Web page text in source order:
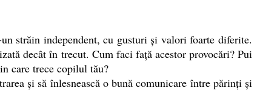
străin independent, cu gusturi și valori foarte diferite.
decât în trecut. Cum faci față acestor provocări? Pui
care trece copilul tău?
și să înlesnească o bună comunicare între părinți și